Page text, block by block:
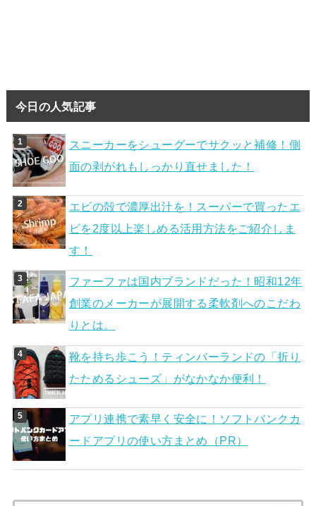
今日の人気記事
スニーカーをシューグーでサクッと補修！側
面の剥がれもしっかり直せました！
エビの殻で濃厚出汁を！スーパーで買ったエ
ビを2度以上楽しめる活用方法をご紹介しま
す！
ファーファは国内ブランドだった！昭和12年
創業のメーカーが展開する柔軟剤へのこだわ
りとは。
靴を持ち歩こう！ティンバーランドの「折り
たためるシューズ」がなかなか便利！
アプリ連携で素早く安全に！ソフトバンクカ
ードアプリの使い方まとめ（PR）